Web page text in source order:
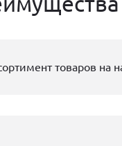
товаров на